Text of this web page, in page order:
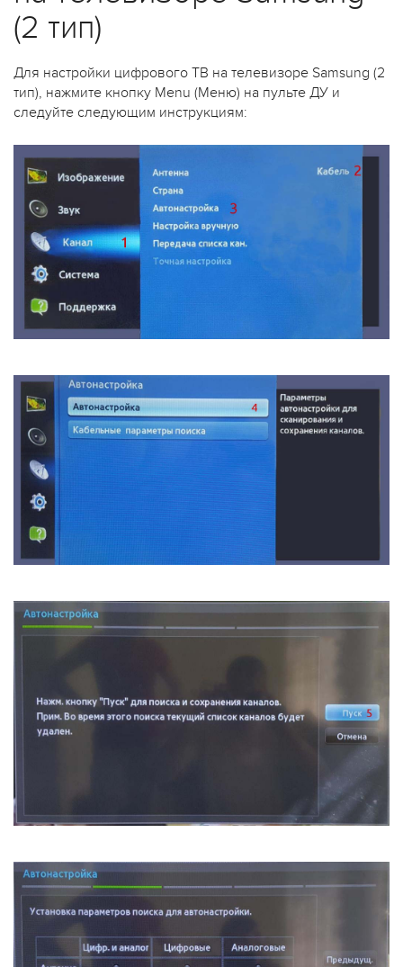
(2 тип)
Для настройки цифрового ТВ на телевизоре Samsung (2
тип), нажмите кнопку Menu (Меню) на пульте ДУ и
следуйте следующим инструкциям: